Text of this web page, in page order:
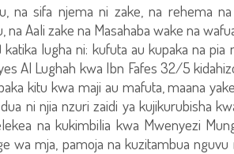
na sifa njema ni zake, na rehema
Aali zake na Masahaba wake na
lugha ni: kufuta au kupaka na
Al Lughah kwa Ibn Fafes 32/5
kitu kwa maji au mafuta, maana
ni njia nzuri zaidi ya kujikurubisha
na kukimbilia kwa Mwenyezi
wa mja, pamoja na kuzitambua